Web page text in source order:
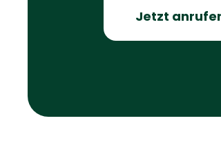
Jetzt